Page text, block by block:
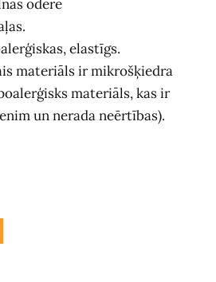
odere
elastīgs.
materiāls ir mikrošķiedra
materiāls, kas ir
un nerada neērtības).